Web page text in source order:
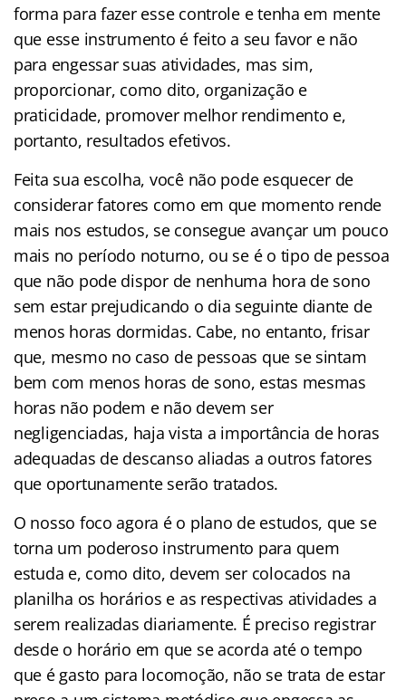
forma para fazer esse controle e tenha em mente
que esse instrumento é feito a seu favor e não
para engessar suas atividades, mas sim,
proporcionar, como dito, organização e
praticidade, promover melhor rendimento e,
portanto, resultados efetivos.
Feita sua escolha, você não pode esquecer de
considerar fatores como em que momento rende
mais nos estudos, se consegue avançar um pouco
mais no período noturno, ou se é o tipo de pessoa
que não pode dispor de nenhuma hora de sono
sem estar prejudicando o dia seguinte diante de
menos horas dormidas. Cabe, no entanto, frisar
que, mesmo no caso de pessoas que se sintam
bem com menos horas de sono, estas mesmas
horas não podem e não devem ser
negligenciadas, haja vista a importância de horas
adequadas de descanso aliadas a outros fatores
que oportunamente serão tratados.
O nosso foco agora é o plano de estudos, que se
torna um poderoso instrumento para quem
estuda e, como dito, devem ser colocados na
planilha os horários e as respectivas atividades a
serem realizadas diariamente. É preciso registrar
desde o horário em que se acorda até o tempo
que é gasto para locomoção, não se trata de estar